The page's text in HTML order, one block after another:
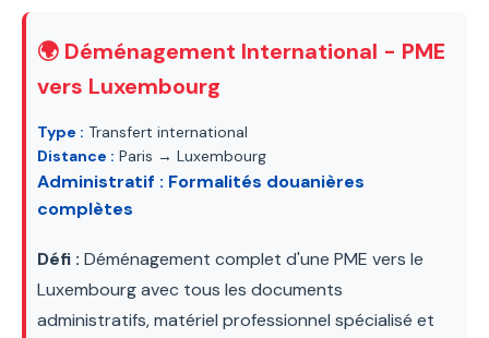
🌍 Déménagement International - PME
vers Luxembourg
Type : Transfert international
Distance : Paris → Luxembourg
Administratif : Formalités douanières
complètes
Défi : Déménagement complet d'une PME vers le
Luxembourg avec tous les documents
administratifs, matériel professionnel spécialisé et